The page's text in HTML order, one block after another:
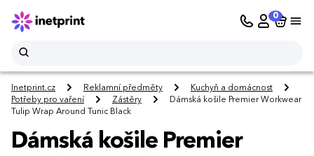
0
Inetprint.cz Reklamní předměty
Kuchyň a domácnost
Potřeby pro vaření
Zástěry
Dámská košile Premier Workwear
Tulip Wrap Around Tunic Black
Dámská košile Premier